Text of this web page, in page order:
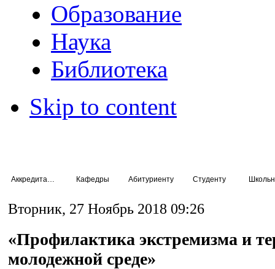
Образование
Наука
Библиотека
Skip to content
Кафедры Абитуриенту Студенту
Вторник, 27 Ноябрь 2018 09:26
«Профилактика экстремизма и
молодежной среде»